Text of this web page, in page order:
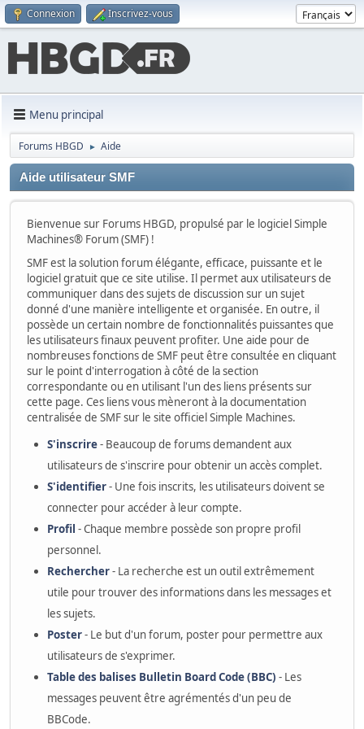
Connexion Inscrivez-vous
Menu principal
Forums HBGD ► Aide
Aide utilisateur SMF
Bienvenue sur Forums HBGD, propulsé par le logiciel Simple
Machines® Forum (SMF) !
SMF est la solution forum élégante, efficace, puissante et le
logiciel gratuit que ce site utilise. Il permet aux utilisateurs de
communiquer dans des sujets de discussion sur un sujet
donné d'une manière intelligente et organisée. En outre, il
possède un certain nombre de fonctionnalités puissantes que
les utilisateurs finaux peuvent profiter. Une aide pour de
nombreuses fonctions de SMF peut être consultée en cliquant
sur le point d'interrogation à côté de la section
correspondante ou en utilisant l'un des liens présents sur
cette page. Ces liens vous mèneront à la documentation
centralisée de SMF sur le site officiel Simple Machines.
S'inscrire- Beaucoup de forums demandent aux
utilisateurs de s'inscrire pour obtenir un accès complet.
S'identifier- Une fois inscrits, les utilisateurs doivent se
connecter pour accéder à leur compte.
Profil - Chaque membre possède son propre profil
personnel.
Rechercher- La recherche est un outil extrêmement
utile pour trouver des informations dans les messages et
les sujets.
Poster- Le but d'un forum, poster pour permettre aux
utilisateurs de s'exprimer.
Table des balises Bulletin Board Code (BBC) - Les
messages peuvent être agrémentés d'un peu de
BBCode.